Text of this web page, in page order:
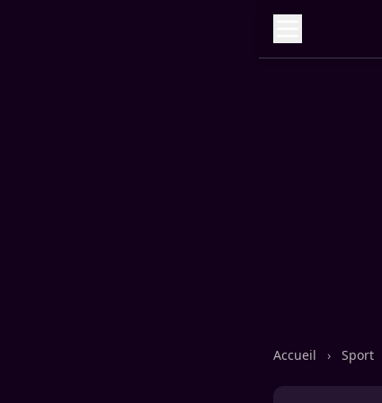
Accueil › Sport